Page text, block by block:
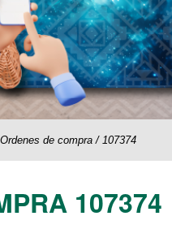
Ordenes de compra / 107374
107374